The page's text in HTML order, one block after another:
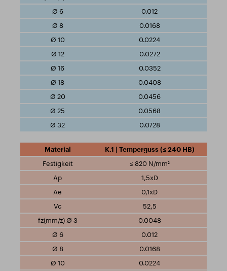
0.012
0.0168
0.0224
0.0272
0.0352
0.0408
0.0456
0.0568
0.0728
K.1 | Temperguss (≤ 240 HB)
≤ 820 N/mm²
1,5xD
0,1xD
52,5
0.0048
0.012
0.0168
0.0224